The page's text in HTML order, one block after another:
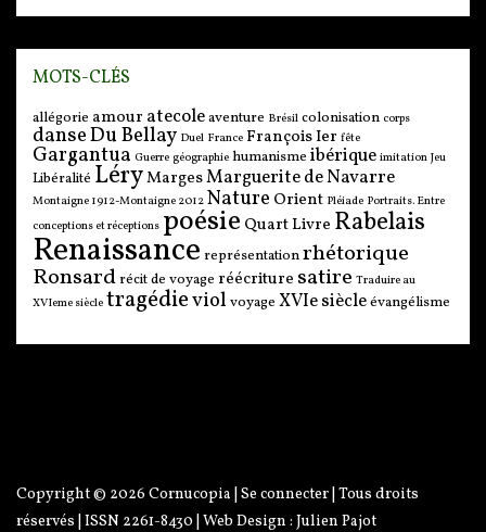
MOTS-CLÉS
allégorie amour atecoleaventure Brésil colonisation corps
danseDu Bellay Duel France François Ier fête
Gargantua Guerre géographie humanisme ibérique imitation Jeu
Libéralité LéryMargesMarguerite de Navarre
Montaigne 1912-Montaigne 2012 Nature Orient Pléiade Portraits. Entre
conceptions et réceptions poésie Quart Livre Rabelais
Renaissance représentationrhétorique
Ronsardrécit de voyage réécriture satire Traduire au
XVIeme siècle tragédieviol voyage XVIe siècleévangélisme
Copyright © 2026 Cornucopia Se connecter | Tous droits
réservés | ISSN 2261-8430 | Web Design : Julien Pajot